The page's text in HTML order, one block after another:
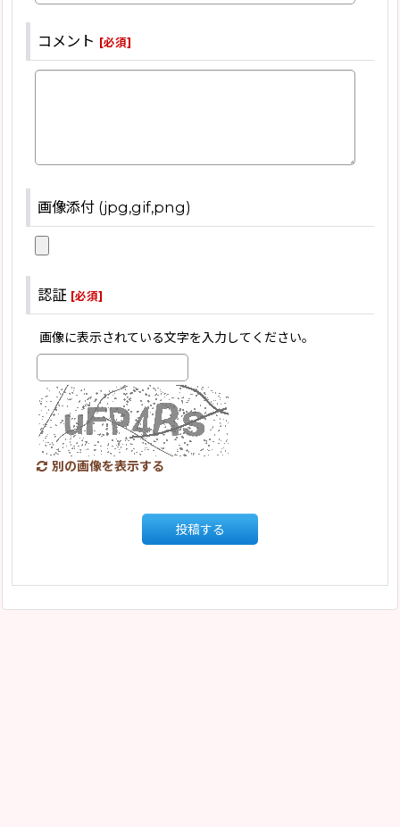
コメント [必須]
画像添付 (jpg,gif,png)
認証 [必須]
画像に表示されている文字を入力してください。
別の画像を表示する
投稿する